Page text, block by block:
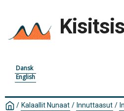
Dansk
English
/ Kalaallit Nunaat / Innuttaasut /